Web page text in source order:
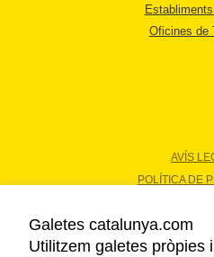
Oficines de
AVÍS
POLÍTICA DE
Galetes catalunya.com
Utilitzem galetes pròpies